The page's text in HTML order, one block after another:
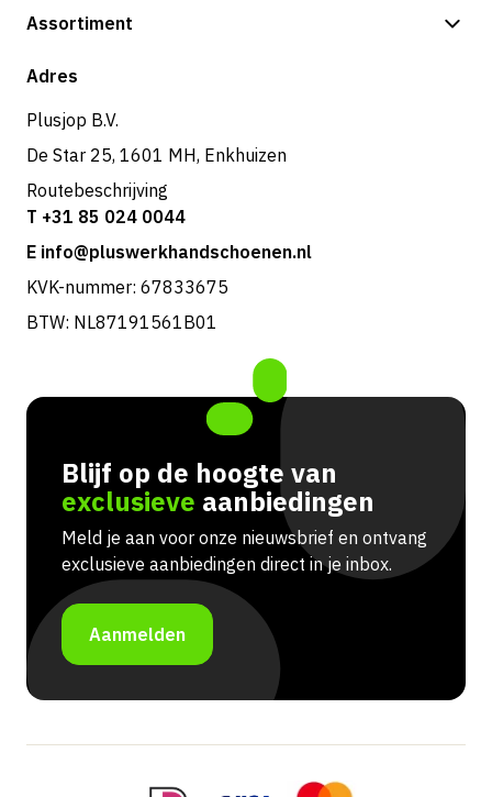
Betalingsmogelijkheden
Retouren & service
Assortiment
Shop
Adres
Plusjop B.V.
De Star 25, 1601 MH, Enkhuizen
Routebeschrijving
T +31 85 024 0044
E info@pluswerkhandschoenen.nl
KVK-nummer: 67833675
BTW: NL87191561B01
Blijf op de hoogte van
exclusieve aanbiedingen
Meld je aan voor onze nieuwsbrief en ontvang
exclusieve aanbiedingen direct in je inbox.
Aanmelden